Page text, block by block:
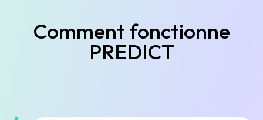
Comment fonctionne
PREDICT